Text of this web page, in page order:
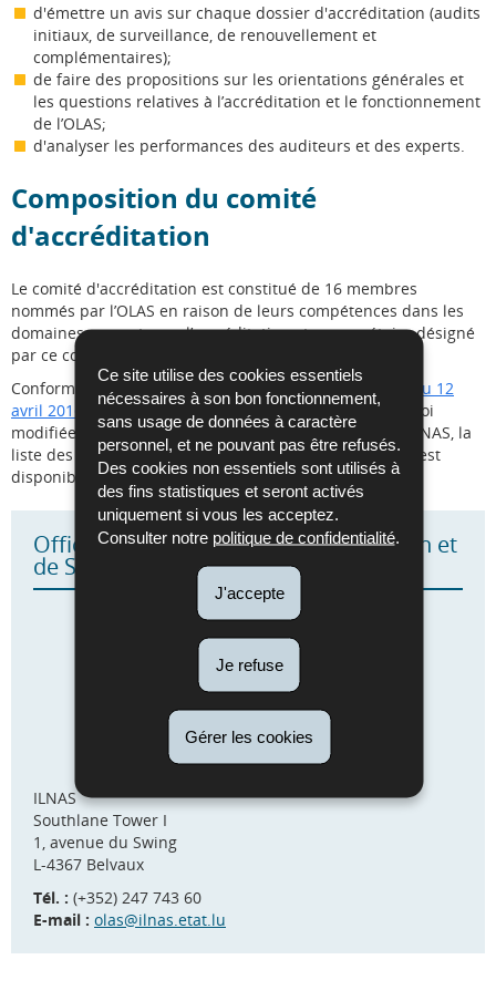
Ce site utilise des cookies essentiels
nécessaires à son bon fonctionnement,
sans usage de données à caractère
personnel, et ne pouvant pas être refusés.
Des cookies non essentiels sont utilisés à
des fins statistiques et seront activés
uniquement si vous les acceptez.
Consulter notre politique de confidentialité.
J'accepte
Je refuse
Gérer les cookies
d'émettre un avis sur chaque dossier d'accréditation (audits
initiaux, de surveillance, de renouvellement et
complémentaires);
de faire des propositions sur les orientations générales et
les questions relatives à l’accréditation et le fonctionnement
de l’OLAS;
d'analyser les performances des auditeurs et des experts.
Composition du comité
d'accréditation
Le comité d'accréditation est constitué de 16 membres
nommés par l’OLAS en raison de leurs compétences dans les
domaines couverts par l’accréditation et un secrétaire désigné
par ce comité.
Conformément à l’article 8 durèglement grand-ducal du 12
avril 2016
portant exécution des articles 3, 5 et 7 de la loi
modifiée du 4 juillet 2014 portant réorganisation de l’ILNAS, la
liste des membres du comité d’accréditation de l’OLAS est
disponible dans leMémorial B n°3478 du 25 août 2025
Office Luxembourgeois d'Accréditation et
de Surveillance (OLAS)
ILNAS
Southlane Tower I
1, avenue du Swing
L-4367 Belvaux
Tél. : (+352) 247 743 60
E-mail : olas@ilnas.etat.lu